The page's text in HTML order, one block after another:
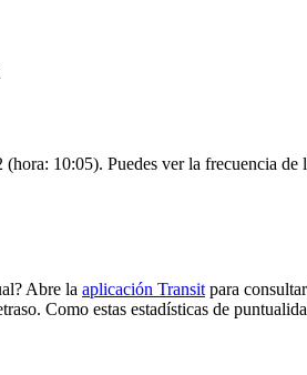
10:05). Puedes ver la frecuencia de
Abre la aplicación Transit para
Como estas estadísticas de